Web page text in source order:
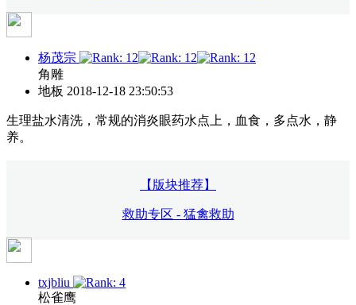
杨茂宗
角雕
地板 2018-12-18 23:50:53
生理盐水清洗，常规的消炎眼药水点上，血食，多点水，静
养。
【版块推荐】
救助专区 - 猛禽救助
txjbliu
松雀鹰